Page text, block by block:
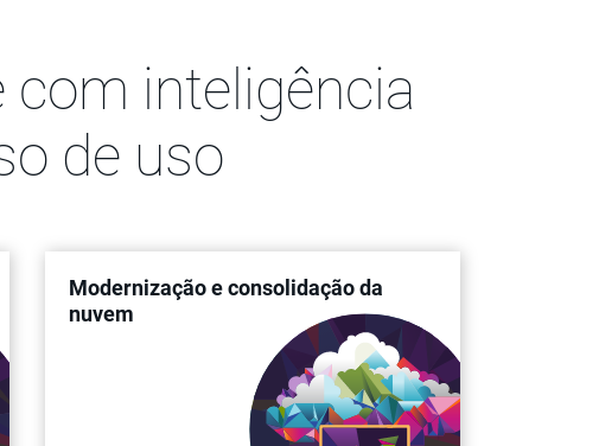
com inteligência
de uso
Modernização e consolidação da
nuvem